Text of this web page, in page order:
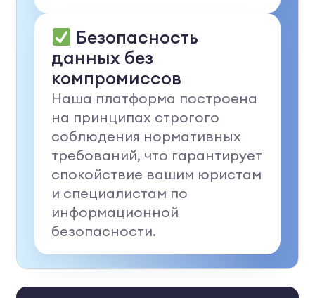
Безопасность
данных без
компромиссов
Наша платформа построена
на принципах строгого
соблюдения нормативных
требований, что гарантирует
спокойствие вашим юристам
и специалистам по
информационной
безопасности.